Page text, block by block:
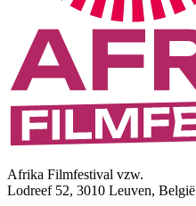
Afrika Filmfestival vzw.
Lodreef 52, 3010 Leuven, België